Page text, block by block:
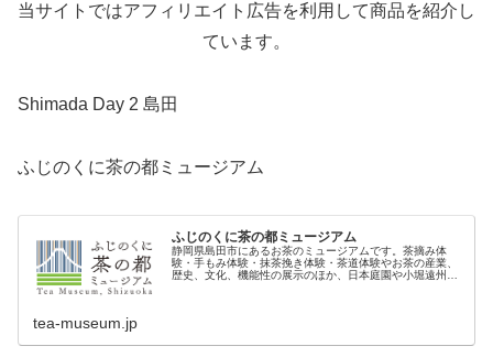
当サイトではアフィリエイト広告を利用して商品を紹介し
ています。
Shimada Day 2 島田
ふじのくに茶の都ミュージアム
ふじのくに茶の都ミュージアム
静岡県島田市にあるお茶のミュージアムです。茶摘み体
験・手もみ体験・抹茶挽き体験・茶道体験やお茶の産業、
歴史、文化、機能性の展示のほか、日本庭園や小堀遠州の
tea-museum.jp